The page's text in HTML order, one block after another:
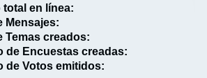
total en línea:
Mensajes:
Temas creados:
de Encuestas creadas:
de Votos emitidos: